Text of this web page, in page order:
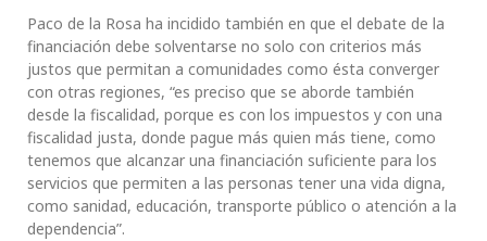
Paco de la Rosa ha incidido también en que el debate de la
financiación debe solventarse no solo con criterios más
justos que permitan a comunidades como ésta converger
con otras regiones, “es preciso que se aborde también
desde la fiscalidad, porque es con los impuestos y con una
fiscalidad justa, donde pague más quien más tiene, como
tenemos que alcanzar una financiación suficiente para los
servicios que permiten a las personas tener una vida digna,
como sanidad, educación, transporte público o atención a la
dependencia”.